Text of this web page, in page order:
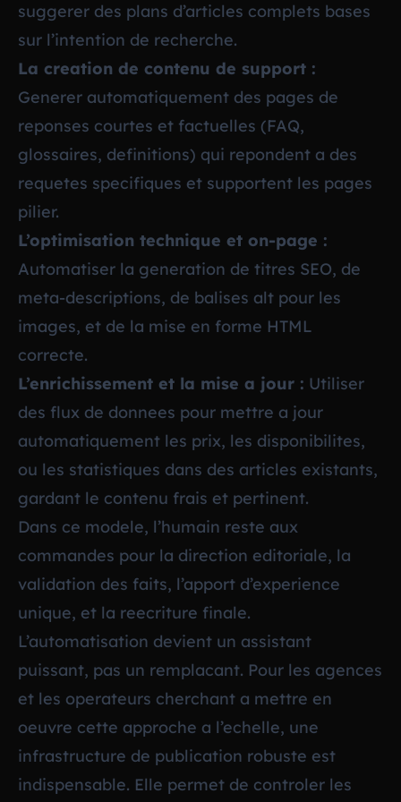
suggerer des plans d’articles complets bases
sur l’intention de recherche.
La creation de contenu de support :
Generer automatiquement des pages de
reponses courtes et factuelles (FAQ,
glossaires, definitions) qui repondent a des
requetes specifiques et supportent les pages
pilier.
L’optimisation technique et on-page :
Automatiser la generation de titres SEO, de
meta-descriptions, de balises alt pour les
images, et de la mise en forme HTML
correcte.
L’enrichissement et la mise a jour : Utiliser
des flux de donnees pour mettre a jour
automatiquement les prix, les disponibilites,
ou les statistiques dans des articles existants,
gardant le contenu frais et pertinent.
Dans ce modele, l’humain reste aux
commandes pour la direction editoriale, la
validation des faits, l’apport d’experience
unique, et la reecriture finale.
L’automatisation devient un assistant
puissant, pas un remplacant. Pour les agences
et les operateurs cherchant a mettre en
oeuvre cette approche a l’echelle, une
infrastructure de publication robuste est
indispensable. Elle permet de controler les